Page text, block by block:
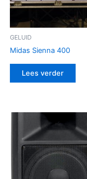
GELUID
Midas Sienna 400
Lees verder